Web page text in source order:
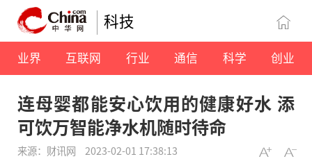
科技
业界 互联网 行业 通信 科学 创业
连母婴都能安心饮用的健康好水 添
可饮万智能净水机随时待命
来源：财讯网 2023-02-01 17:38:13